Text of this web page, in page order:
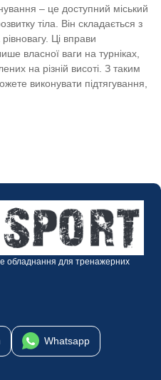
– це доступний міський
тіла. Він складається з
Ці вправи
власної ваги на турніках,
на різній висоті. З таким
виконувати підтягування,
обладнання для тренажерних
Whatsapp